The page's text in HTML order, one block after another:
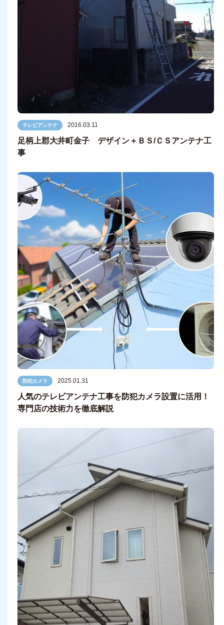
テレビアンテナ 2016.03.11
足柄上郡大井町金子 デザイン＋ＢＳ/ＣＳアンテナ工
事
防犯カメラ 2025.01.31
人気のテレビアンテナ工事を防犯カメラ設置に活用！
専門店の技術力を徹底解説